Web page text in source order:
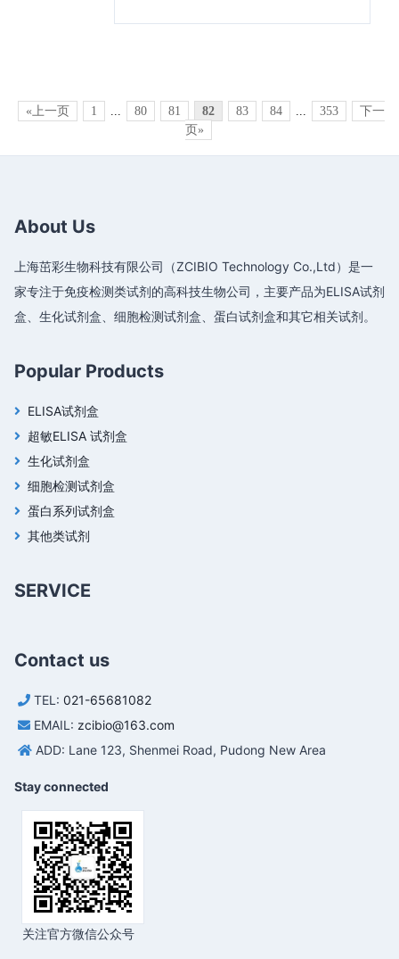
«上一页 1 ... 80 81 82 83 84 ... 353
下一
页»
About Us
上海茁彩生物科技有限公司（ZCIBIO Technology Co.,Ltd）是一
家专注于免疫检测类试剂的高科技生物公司，主要产品为ELISA试剂
盒、生化试剂盒、细胞检测试剂盒、蛋白试剂盒和其它相关试剂。
Popular Products
ELISA试剂盒
超敏ELISA 试剂盒
生化试剂盒
细胞检测试剂盒
蛋白系列试剂盒
其他类试剂
SERVICE
Contact us
TEL: 021-65681082
EMAIL: zcibio@163.com
ADD: Lane 123, Shenmei Road, Pudong New Area
Stay connected
关注官方微信公众号